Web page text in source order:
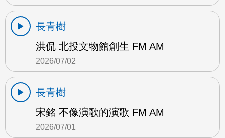
長青樹
洪侃 北投文物館創生 FM AM
2026/07/02
長青樹
宋銘 不像演歌的演歌 FM AM
2026/07/01